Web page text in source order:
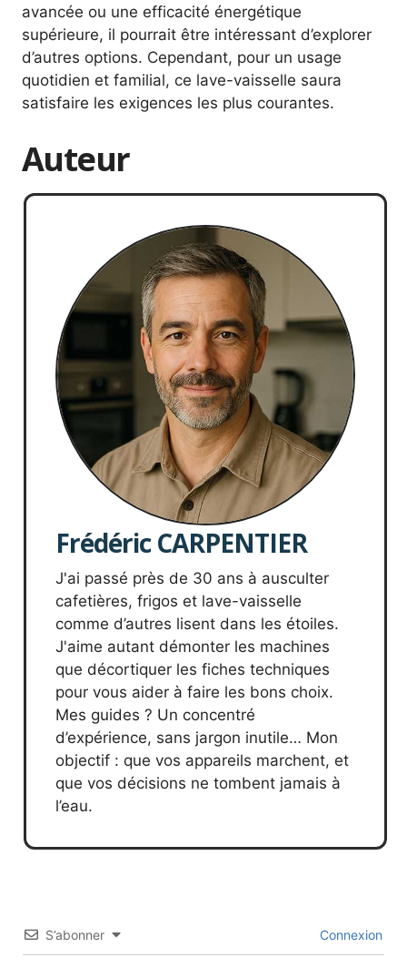
avancée ou une efficacité énergétique
supérieure, il pourrait être intéressant d’explorer
d’autres options. Cependant, pour un usage
quotidien et familial, ce lave-vaisselle saura
satisfaire les exigences les plus courantes.
Auteur
Frédéric CARPENTIER
J'ai passé près de 30 ans à ausculter
cafetières, frigos et lave-vaisselle
comme d’autres lisent dans les étoiles.
J'aime autant démonter les machines
que décortiquer les fiches techniques
pour vous aider à faire les bons choix.
Mes guides ? Un concentré
d’expérience, sans jargon inutile… Mon
objectif : que vos appareils marchent, et
que vos décisions ne tombent jamais à
l’eau.
S’abonner Connexion